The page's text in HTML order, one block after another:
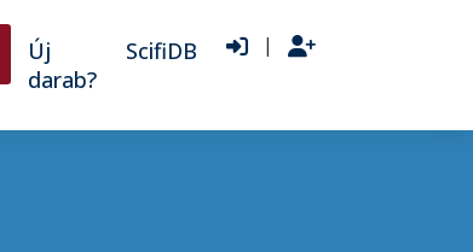
Új
darab?
ScifiDB |